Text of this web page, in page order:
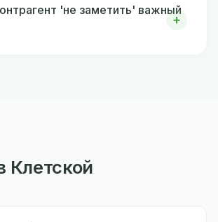
'не заметить' важный
Клетской